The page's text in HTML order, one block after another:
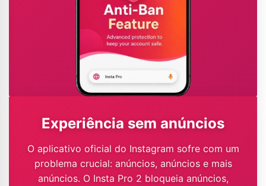
Experiência sem anúncios
O aplicativo oficial do Instagram sofre com um
problema crucial: anúncios, anúncios e mais
anúncios. O Insta Pro 2 bloqueia anúncios,